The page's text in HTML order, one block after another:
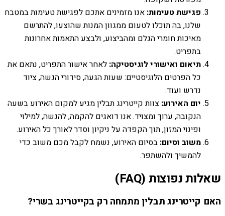
פגישת טעימות: אנו מזמינים אתכם לפגישת טעימות במטבח
שלנו, בה תוכלו לטעום ממגוון המנות שהוצעו, להתרשם
מאיכות חומרי הגלם ומהביצוע, ולבצע התאמות אחרונות
בתפריט.
תיאום ואישורי לוגיסטיקה: לאחר אישור התפריט, נתאם את
כל הפרטים הלוגיסטיים: שעות הגעה, סידורי הגשה, ציוד
נדרש ועוד.
יום האירוע: צוות קייטרינג תבלין מגיע למקום האירוע בשעה
הנקובה, ערוך ומצויד. אנו דואגים להקמה, להגשה, למילוי
ופינוי המזון, תוך הקפדה על ניקיון וסדר לאורך כל האירוע.
משוב וסיום: בסיום האירוע, נשמח לקבל מכם משוב כדי
להמשיך ולהשתפר.
שאלות נפוצות (FAQ)
האם קייטרינג תבלין מתמחה רק בקייטרינג בשרי?